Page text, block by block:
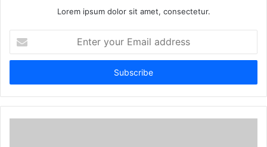
Lorem ipsum dolor sit amet, consectetur.
your
Email